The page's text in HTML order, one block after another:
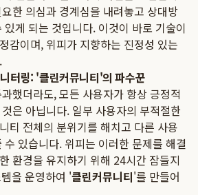
한 의심과 경계심을 내려놓고 상대방
게 되는 것입니다. 이것이 바로 기술이
감이며, 위피가 지향하는 진정성 있는
터링: '클린커뮤니티'의 파수꾼
했더라도, 모든 사용자가 항상 긍정적
은 아닙니다. 일부 사용자의 부적절한
티 전체의 분위기를 해치고 다른 사용
있습니다. 위피는 이러한 문제를 해결
환경을 유지하기 위해 24시간 잠들지
을 운영하여 '클린커뮤니티'를 만들어